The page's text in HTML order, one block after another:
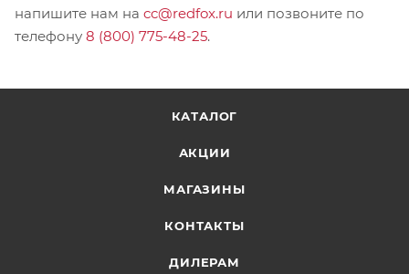
напишите нам на cc@redfox.ru или позвоните по
телефону 8 (800) 775-48-25.
КАТАЛОГ
АКЦИИ
МАГАЗИНЫ
КОНТАКТЫ
ДИЛЕРАМ